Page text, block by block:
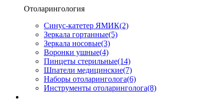
Отоларингология
Синус-катетер ЯМИК(2)
Зеркала гортанные(5)
Зеркала носовые(3)
Воронки ушные(4)
Пинцеты стерильные(14)
Шпатели медицинские(7)
Наборы отоларинголога(6)
Инструменты отоларинголога(8)